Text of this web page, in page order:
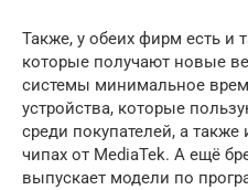
Также, у обеих фирм есть и
которые получают новые
системы минимальное
устройства, которые
среди покупателей, а
чипах от MediaTek. А ещё
выпускает модели по